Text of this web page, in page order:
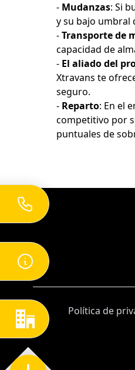
- Mudanzas: Si
y su bajo umbral
-Transporte de
capacidad de
- El aliado del
Xtravans te
seguro.
- Reparto: En el
competitivo por
puntuales de
Política de